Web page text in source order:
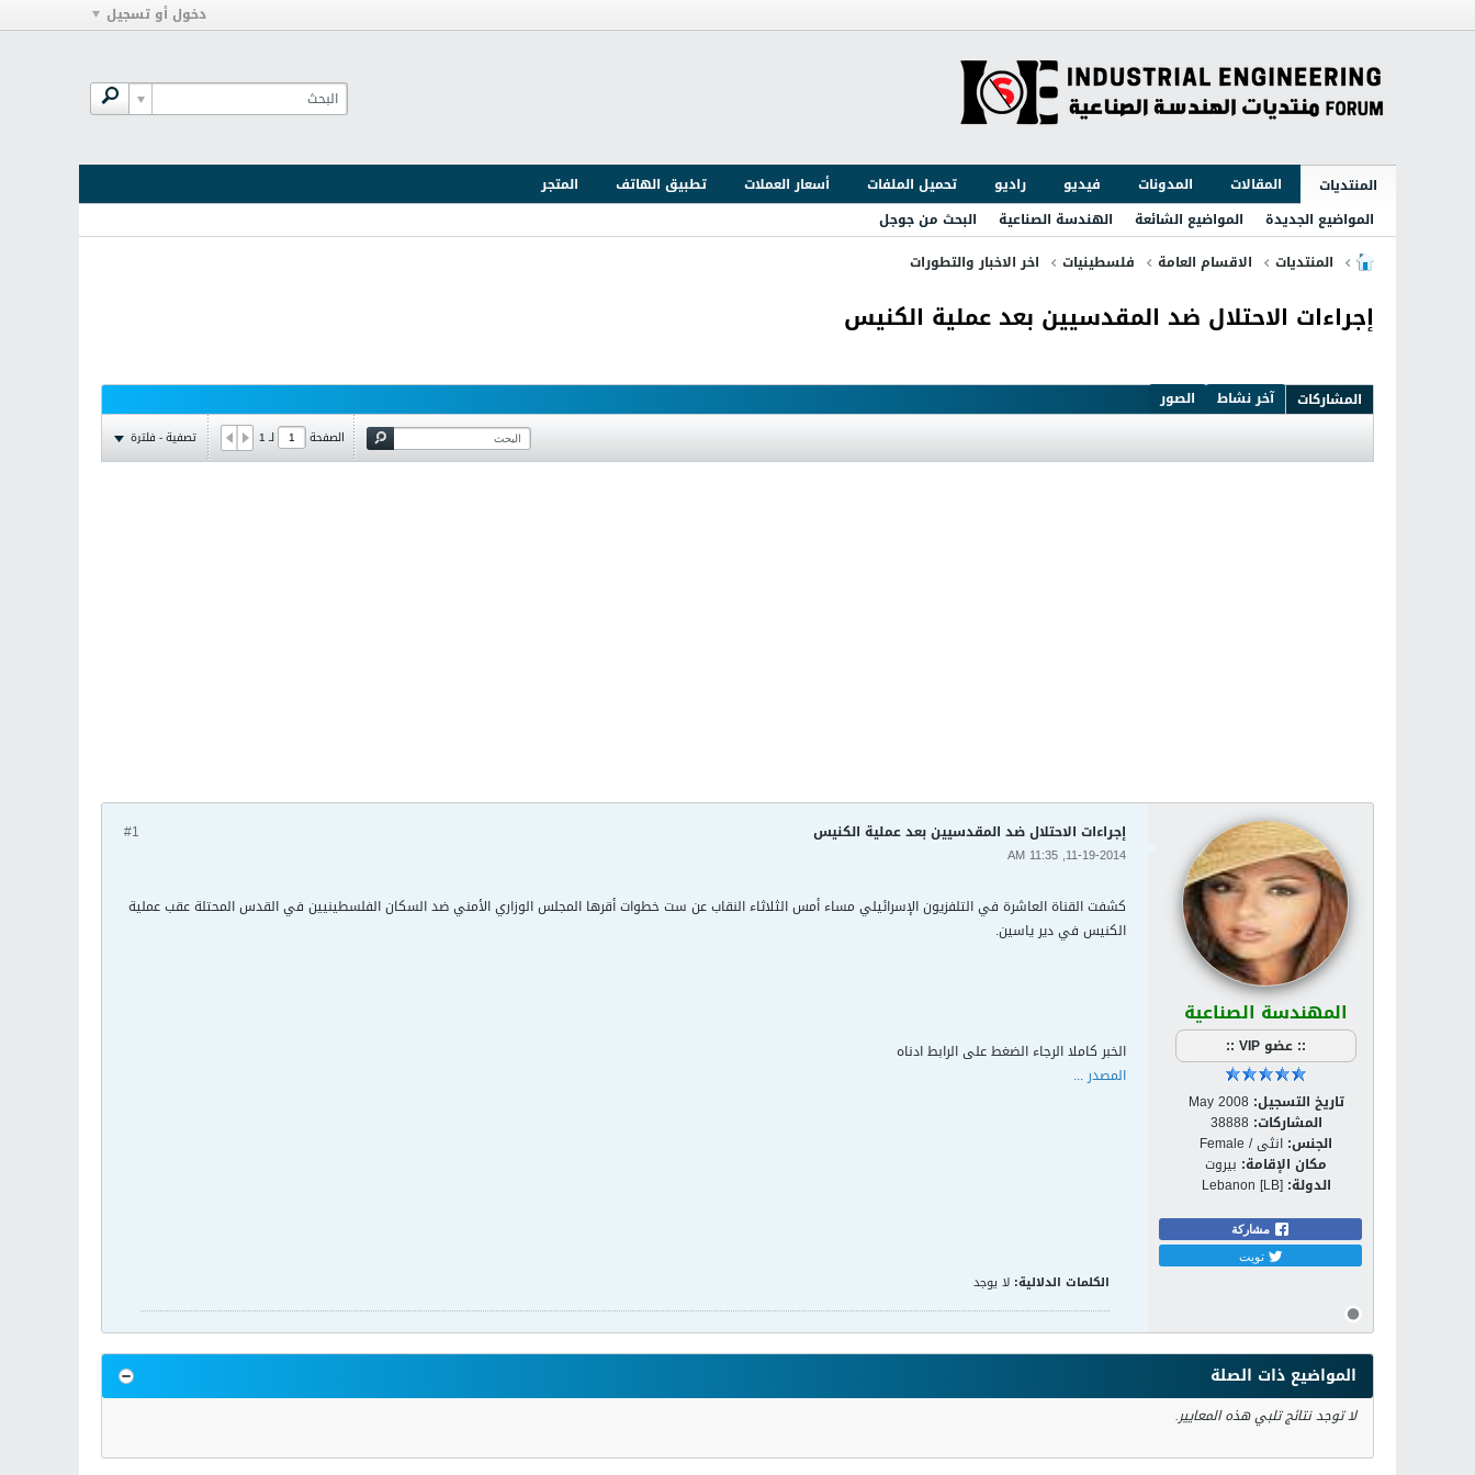
دخول أو تسجيل
المنتديات المقالات المدونات فيديو راديو تحميل الملفات أسعار العملات تطبيق الهاتف
المتجر
المواضيع الجديدة
المواضيع الشائعة الهندسة الصناعية
البحث من جوجل
المنتديات
الاقسام العامة فلسطينيات اخر الاخبار والتطورات
إجراءات الاحتلال ضد المقدسيين بعد عملية الكنيس
المشاركات آخر نشاط الصور
الصفحة لـ1 تصفية - فلترة
المهندسة الصناعية
:: عضو VIP ::
تاريخ التسجيل: May 2008
المشاركات: 38888
الجنس: انثى / Female
مكان الإقامة: بيروت
الدولة: Lebanon [LB]
مشاركة
تويت
#1 إجراءات الاحتلال ضد المقدسيين بعد عملية الكنيس
11-19-2014, 11:35 AM
كشفت القناة العاشرة في التلفزيون الإسرائيلي مساء أمس الثلاثاء النقاب عن ست خطوات أقرها المجلس الوزاري الأمني ضد السكان الفلسطينيين في القدس المحتلة عقب عملية
الكنيس في دير ياسين.
الخبر كاملا الرجاء الضغط على الرابط ادناه
المصدر ...
الكلمات الدلالية: لا يوجد
المواضيع ذات الصلة
لا توجد نتائج تلبي هذه المعايير.